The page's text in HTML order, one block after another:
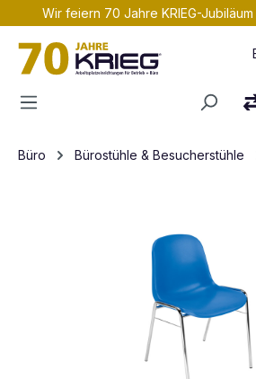
Zum Hauptinhalt springen
Wir feiern 70 Jahre KRIEG-
Büro Bürostühle & Besucherstühle